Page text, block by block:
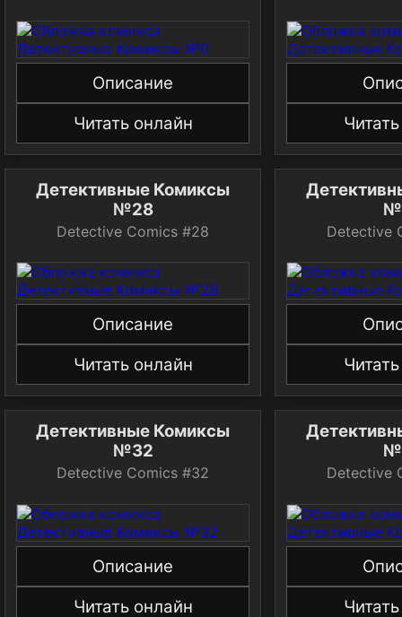
Описание
Читать онлайн
Детективные Комиксы
№28
Detective Comics #28
Описание
Читать онлайн
Detective
Детективные Комиксы
№32
Detective Comics #32
Описание
Читать онлайн
Detective